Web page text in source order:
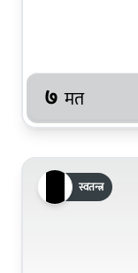
७ मत
स्वतन्त्र